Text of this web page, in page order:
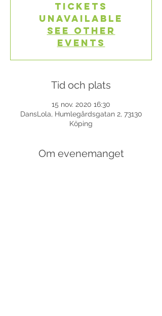
Tickets
Unavailable
See other
events
Tid och plats
15 nov. 2020 16:30
DansLola, Humlegårdsgatan 2, 73130
Köping
Om evenemanget